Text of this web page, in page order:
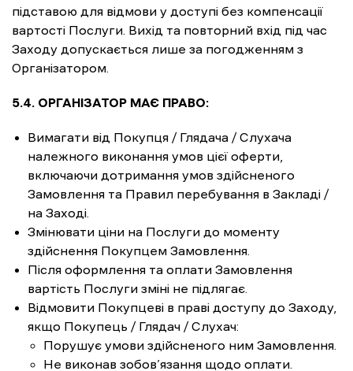
підставою для відмови у доступі без компенсації
вартості Послуги. Вихід та повторний вхід під час
Заходу допускається лише за погодженням з
Організатором.
5.4. ОРГАНІЗАТОР МАЄ ПРАВО:
Вимагати від Покупця / Глядача / Слухача
належного виконання умов цієї оферти,
включаючи дотримання умов здійсненого
Замовлення та Правил перебування в Закладі /
на Заході.
Змінювати ціни на Послуги до моменту
здійснення Покупцем Замовлення.
Після оформлення та оплати Замовлення
вартість Послуги зміні не підлягає.
Відмовити Покупцеві в праві доступу до Заходу,
якщо Покупець / Глядач / Слухач:
Порушує умови здійсненого ним Замовлення.
Не виконав зобов’язання щодо оплати.